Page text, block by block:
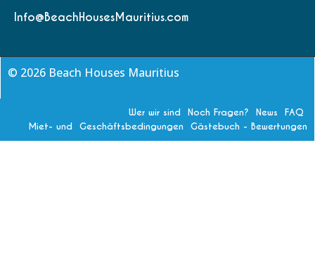
Info@BeachHousesMauritius.com
© 2026 Beach Houses Mauritius
Wer wir sind Noch Fragen? News
FAQ
Miet- und Geschäftsbedingungen
Gästebuch - Bewertungen